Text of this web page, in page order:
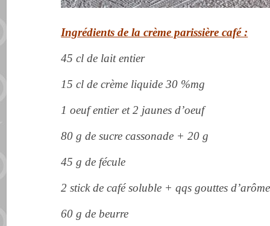
Ingrédients de la crème parissière café :
45 cl de lait entier
15 cl de crème liquide 30 %mg
1 oeuf entier et 2 jaunes d’oeuf
80 g de sucre cassonade + 20 g
45 g de fécule
2 stick de café soluble + qqs gouttes
60 g de beurre